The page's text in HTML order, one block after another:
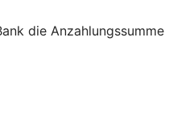
die Anzahlungssumme